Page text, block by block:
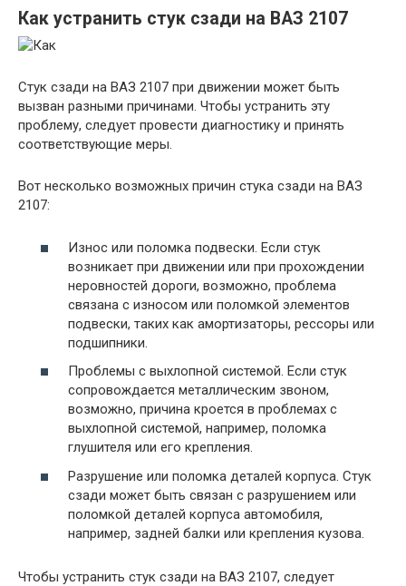
Как устранить стук сзади на ВАЗ 2107
Стук сзади на ВАЗ 2107 при движении может быть
вызван разными причинами. Чтобы устранить эту
проблему, следует провести диагностику и принять
соответствующие меры.
Вот несколько возможных причин стука сзади на ВАЗ
2107:
Износ или поломка подвески. Если стук
возникает при движении или при прохождении
неровностей дороги, возможно, проблема
связана с износом или поломкой элементов
подвески, таких как амортизаторы, рессоры или
подшипники.
Проблемы с выхлопной системой. Если стук
сопровождается металлическим звоном,
возможно, причина кроется в проблемах с
выхлопной системой, например, поломка
глушителя или его крепления.
Разрушение или поломка деталей корпуса. Стук
сзади может быть связан с разрушением или
поломкой деталей корпуса автомобиля,
например, задней балки или крепления кузова.
Чтобы устранить стук сзади на ВАЗ 2107, следует